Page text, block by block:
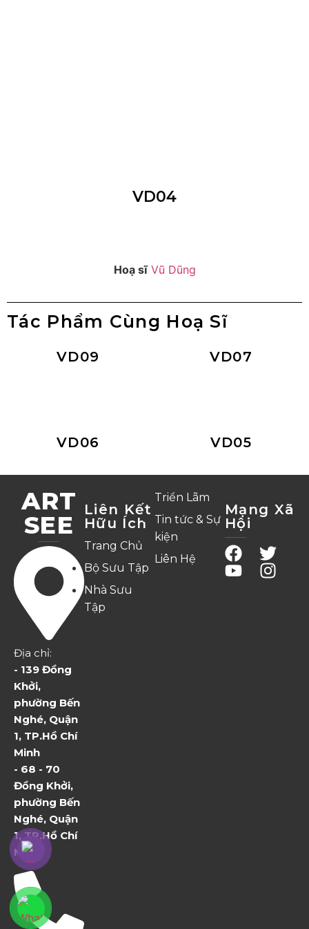
VD04
Hoạ sĩ Vũ Dũng
Tác Phẩm Cùng Hoạ Sĩ
VD09 VD07
VD06 VD05
ART
SEE
Địa chỉ:
- 139 Đồng
Khởi,
phường Bến
Nghé, Quận
1, TP.Hồ Chí
Minh
- 68 - 70
Đồng Khởi,
phường Bến
Nghé, Quận
1, TP.Hồ Chí
Minh
Liên Kết
Hữu Ích
Trang Chủ
Bộ Sưu Tập
Nhà Sưu
Tập
Triển Lãm
Tin tức & Sự
kiện
Liên Hệ
Mạng Xã
Hội